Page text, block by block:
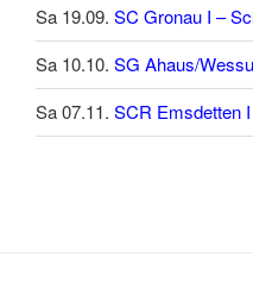
Sa 19.09. SC Gronau I –
Sa 10.10. SG Ahaus/
Sa 07.11. SCR Emsdetten